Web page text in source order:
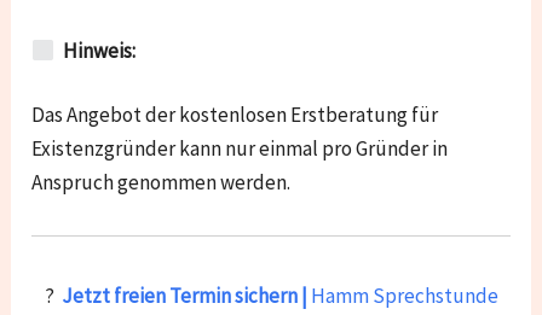
Hinweis:
Das Angebot der kostenlosen Erstberatung für
Existenzgründer kann nur einmal pro Gründer in
Anspruch genommen werden.
? Jetzt freien Termin sichern | Hamm Sprechstunde